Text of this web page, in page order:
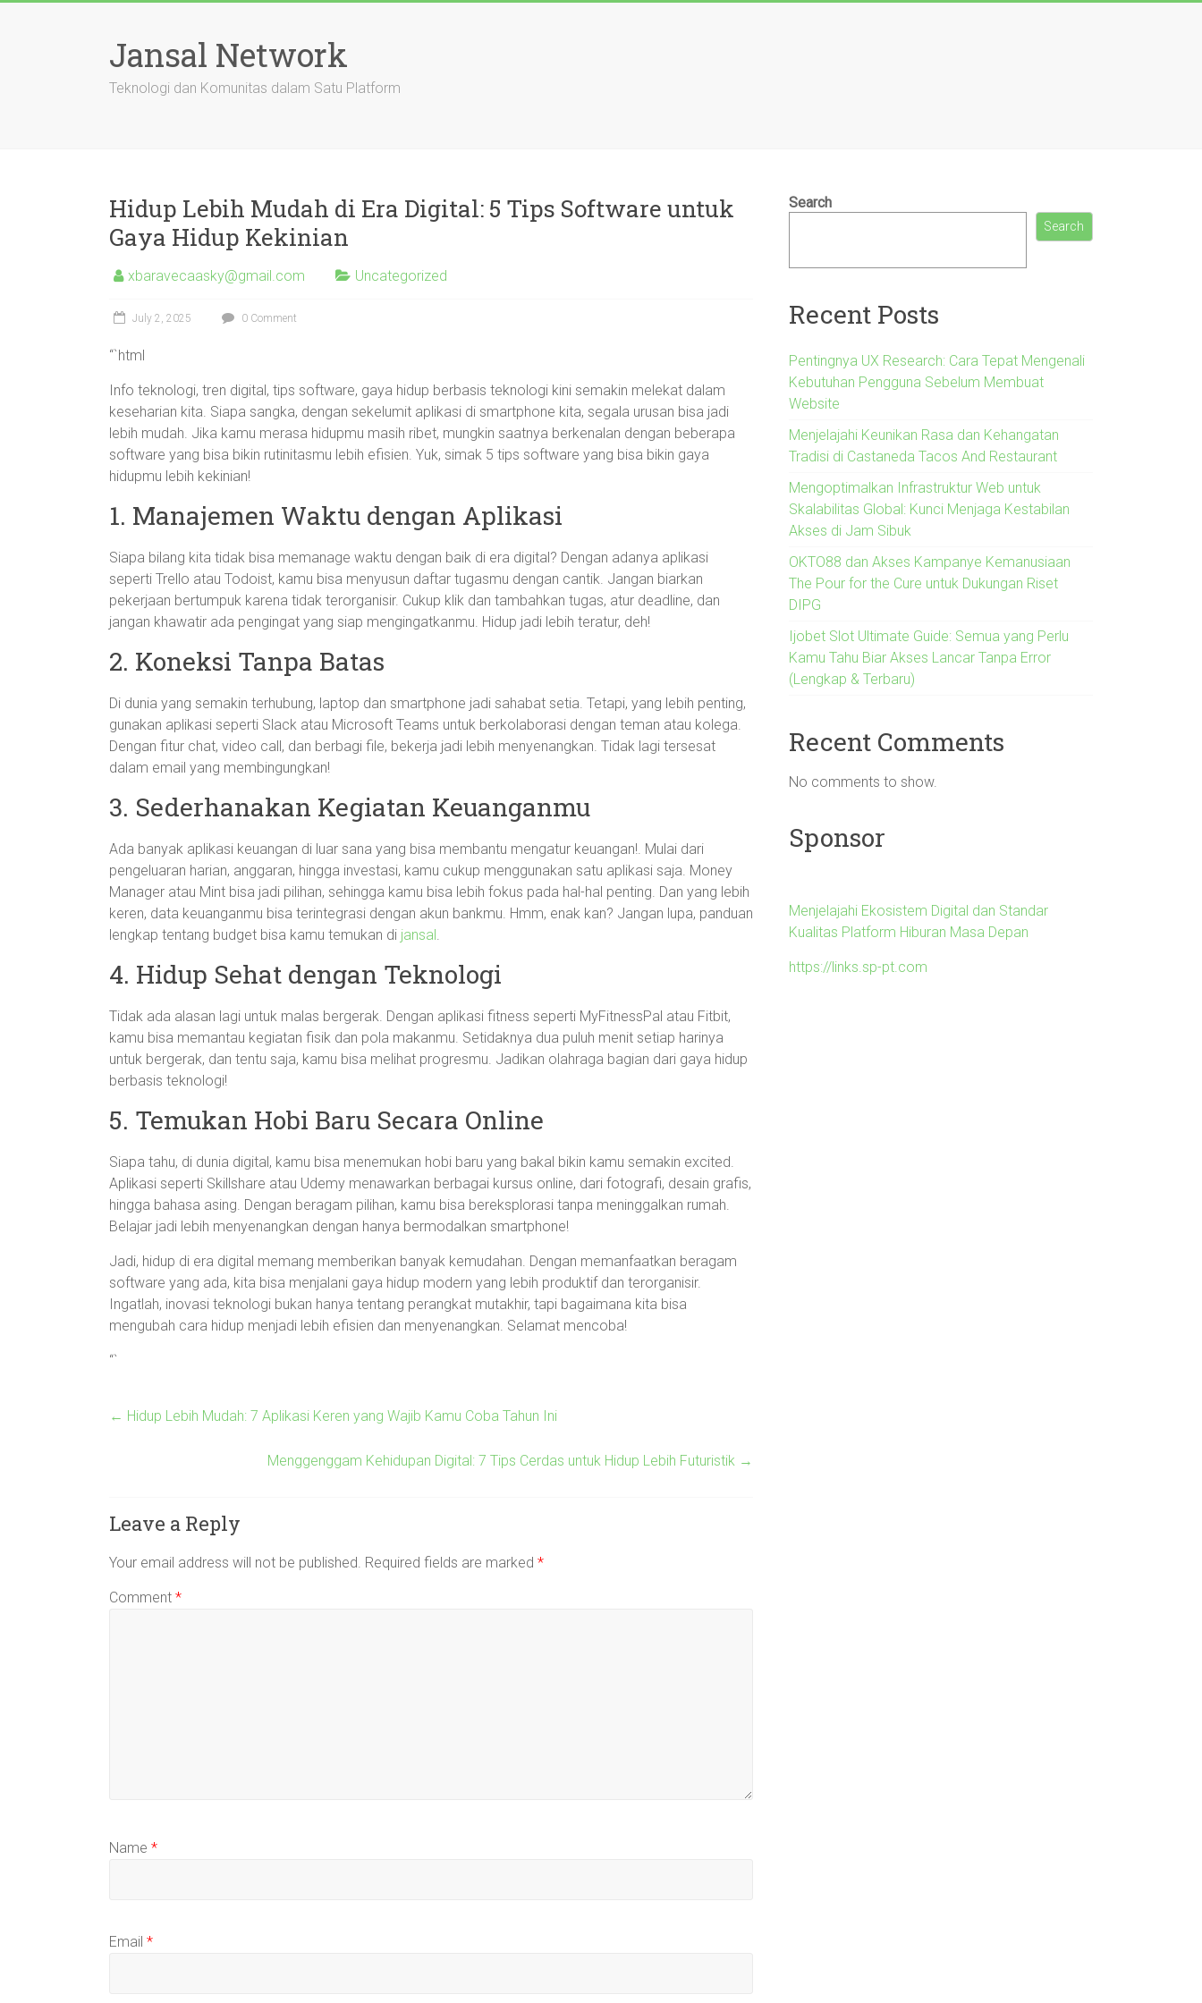
Jansal Network
Teknologi dan Komunitas dalam Satu Platform
Hidup Lebih Mudah di Era Digital: 5 Tips Software untuk
Gaya Hidup Kekinian
xbaravecaasky@gmail.com Uncategorized
July 2, 2025 0 Comment
“`html
Info teknologi, tren digital, tips software, gaya hidup berbasis teknologi kini semakin melekat dalam
keseharian kita. Siapa sangka, dengan sekelumit aplikasi di smartphone kita, segala urusan bisa jadi
lebih mudah. Jika kamu merasa hidupmu masih ribet, mungkin saatnya berkenalan dengan beberapa
software yang bisa bikin rutinitasmu lebih efisien. Yuk, simak 5 tips software yang bisa bikin gaya
hidupmu lebih kekinian!
1. Manajemen Waktu dengan Aplikasi
Siapa bilang kita tidak bisa memanage waktu dengan baik di era digital? Dengan adanya aplikasi
seperti Trello atau Todoist, kamu bisa menyusun daftar tugasmu dengan cantik. Jangan biarkan
pekerjaan bertumpuk karena tidak terorganisir. Cukup klik dan tambahkan tugas, atur deadline, dan
jangan khawatir ada pengingat yang siap mengingatkanmu. Hidup jadi lebih teratur, deh!
2. Koneksi Tanpa Batas
Di dunia yang semakin terhubung, laptop dan smartphone jadi sahabat setia. Tetapi, yang lebih penting,
gunakan aplikasi seperti Slack atau Microsoft Teams untuk berkolaborasi dengan teman atau kolega.
Dengan fitur chat, video call, dan berbagi file, bekerja jadi lebih menyenangkan. Tidak lagi tersesat
dalam email yang membingungkan!
3. Sederhanakan Kegiatan Keuanganmu
Ada banyak aplikasi keuangan di luar sana yang bisa membantu mengatur keuangan!. Mulai dari
pengeluaran harian, anggaran, hingga investasi, kamu cukup menggunakan satu aplikasi saja. Money
Manager atau Mint bisa jadi pilihan, sehingga kamu bisa lebih fokus pada hal-hal penting. Dan yang lebih
keren, data keuanganmu bisa terintegrasi dengan akun bankmu. Hmm, enak kan? Jangan lupa, panduan
lengkap tentang budget bisa kamu temukan di jansal.
4. Hidup Sehat dengan Teknologi
Tidak ada alasan lagi untuk malas bergerak. Dengan aplikasi fitness seperti MyFitnessPal atau Fitbit,
kamu bisa memantau kegiatan fisik dan pola makanmu. Setidaknya dua puluh menit setiap harinya
untuk bergerak, dan tentu saja, kamu bisa melihat progresmu. Jadikan olahraga bagian dari gaya hidup
berbasis teknologi!
5. Temukan Hobi Baru Secara Online
Siapa tahu, di dunia digital, kamu bisa menemukan hobi baru yang bakal bikin kamu semakin excited.
Aplikasi seperti Skillshare atau Udemy menawarkan berbagai kursus online, dari fotografi, desain grafis,
hingga bahasa asing. Dengan beragam pilihan, kamu bisa bereksplorasi tanpa meninggalkan rumah.
Belajar jadi lebih menyenangkan dengan hanya bermodalkan smartphone!
Jadi, hidup di era digital memang memberikan banyak kemudahan. Dengan memanfaatkan beragam
software yang ada, kita bisa menjalani gaya hidup modern yang lebih produktif dan terorganisir.
Ingatlah, inovasi teknologi bukan hanya tentang perangkat mutakhir, tapi bagaimana kita bisa
mengubah cara hidup menjadi lebih efisien dan menyenangkan. Selamat mencoba!
“`
← Hidup Lebih Mudah: 7 Aplikasi Keren yang Wajib Kamu Coba Tahun Ini
Menggenggam Kehidupan Digital: 7 Tips Cerdas untuk Hidup Lebih Futuristik →
Leave a Reply
Your email address will not be published. Required fields are marked *
Comment *
Name *
Email *
Search
Search
Recent Posts
Pentingnya UX Research: Cara Tepat Mengenali
Kebutuhan Pengguna Sebelum Membuat
Website
Menjelajahi Keunikan Rasa dan Kehangatan
Tradisi di Castaneda Tacos And Restaurant
Mengoptimalkan Infrastruktur Web untuk
Skalabilitas Global: Kunci Menjaga Kestabilan
Akses di Jam Sibuk
OKTO88 dan Akses Kampanye Kemanusiaan
The Pour for the Cure untuk Dukungan Riset
DIPG
Ijobet Slot Ultimate Guide: Semua yang Perlu
Kamu Tahu Biar Akses Lancar Tanpa Error
(Lengkap & Terbaru)
Recent Comments
No comments to show.
Sponsor
Menjelajahi Ekosistem Digital dan Standar
Kualitas Platform Hiburan Masa Depan
https://links.sp-pt.com